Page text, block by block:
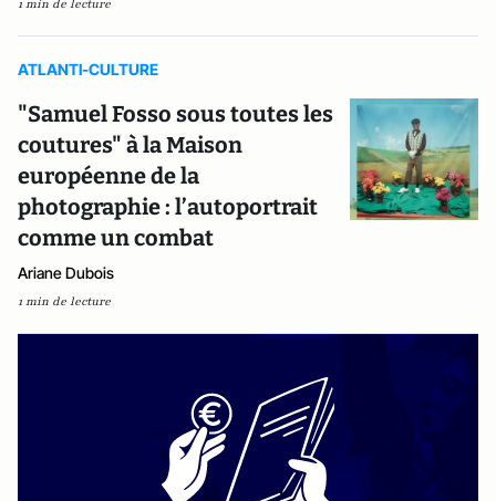
1 min de lecture
ATLANTI-CULTURE
"Samuel Fosso sous toutes les
coutures" à la Maison
européenne de la
photographie : l’autoportrait
comme un combat
Ariane Dubois
1 min de lecture